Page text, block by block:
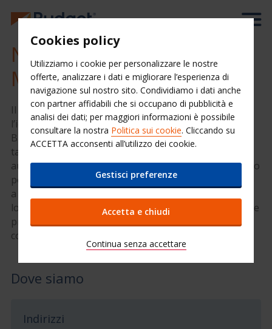
Noleggio auto low cost a
Malpensa con Budget
Il noleggio auto low cost a Malpensa di Budget è
l’ideale per affittare una vettura per svago o lavoro.
Budget mette a tua disposizione un’ampia flotta e
tariffe convenienti per le tue esigenze di noleggio
auto. Utilizzando il motore di prenotazione qui accanto
potrai verificare in tempo reale la disponibilità di auto
a noleggio a Milano Malpensa e in tutte le principali
località d’Italia, scegliere il modello di tuo gradimento e
prenotare on-line. Dai più valore al tuo mondo, parti
con Budget autonoleggio.
Dove siamo
Indirizzi
Cookies policy
Utilizziamo i cookie per personalizzare le nostre
offerte, analizzare i dati e migliorare l’esperienza di
navigazione sul nostro sito. Condividiamo i dati anche
con partner affidabili che si occupano di pubblicità e
analisi dei dati; per maggiori informazioni è possibile
consultare la nostra Politica sui cookie. Cliccando su
ACCETTA acconsenti all’utilizzo dei cookie.
Gestisci preferenze
Accetta e chiudi
Continua senza accettare